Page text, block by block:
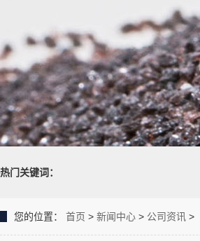
热门关键词：
您的位置： 首页 > 新闻中心 > 公司资讯 >